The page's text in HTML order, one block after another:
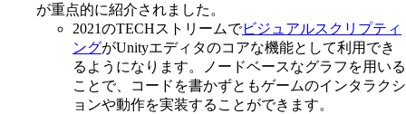
が重点的に紹介されました。
2021のTECHストリームでビジュアルスクリプティ
ングがUnityエディタのコアな機能として利用でき
るようになります。ノードベースなグラフを用いる
ことで、コードを書かずともゲームのインタラクシ
ョンや動作を実装することができます。